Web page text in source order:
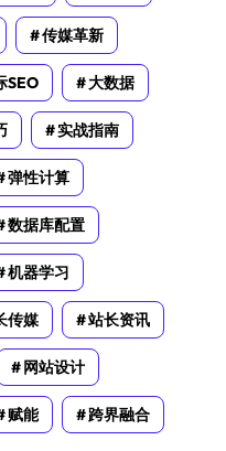
传媒革新
SEO 大数据
实战指南
弹性计算
数据库配置
机器学习
传媒 站长资讯
网站设计
赋能 跨界融合